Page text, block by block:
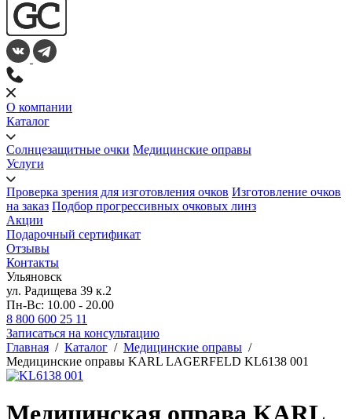
О компании
Каталог
Солнцезащитные очки Медицинские оправы
Услуги
Проверка зрения для изготовления очков Изготовление очков
на заказ Подбор прогрессивных очковых линз
Акции
Подарочный сертификат
Отзывы
Контакты
Ульяновск
ул. Радищева 39 к.2
Пн-Вс: 10.00 - 20.00
8 800 600 25 11
Записаться на консультацию
Главная / Каталог / Медицинские оправы /
Медицинские оправы KARL LAGERFELD KL6138 001